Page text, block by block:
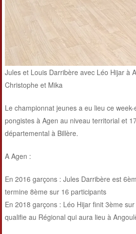
Jules et Louis Darribère avec Léo Hijar à
Christophe et Mika
Le championnat jeunes a eu lieu ce
pongistes à Agen au niveau territorial et
départemental à Billère.
A Agen :
En 2016 garçons : Jules Darribère est
termine 8ème sur 16 participants
En 2018 garçons : Léo Hijar finit 3ème
qualifie au Régional qui aura lieu à